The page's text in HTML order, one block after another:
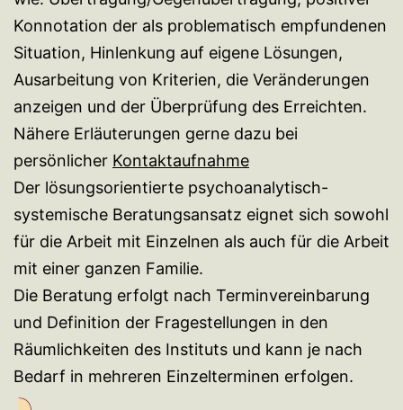
Konnotation der als problematisch empfundenen
Situation, Hinlenkung auf eigene Lösungen,
Ausarbeitung von Kriterien, die Veränderungen
anzeigen und der Überprüfung des Erreichten.
Nähere Erläuterungen gerne dazu bei
persönlicher Kontaktaufnahme
Der lösungsorientierte psychoanalytisch-
systemische Beratungsansatz eignet sich sowohl
für die Arbeit mit Einzelnen als auch für die Arbeit
mit einer ganzen Familie.
Die Beratung erfolgt nach Terminvereinbarung
und Definition der Fragestellungen in den
Räumlichkeiten des Instituts und kann je nach
Bedarf in mehreren Einzelterminen erfolgen.